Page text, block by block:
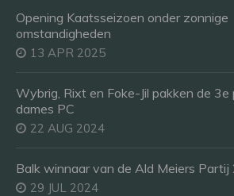
Opening Kaatsseizoen onder zonnige
omstandigheden
13 APR 2025
Wybrig, Rixt en Foke-Jil pakken de 3e
dames PC
22 AUG 2024
Balk winnaar van de Ald Meiers
29 JUL 2024